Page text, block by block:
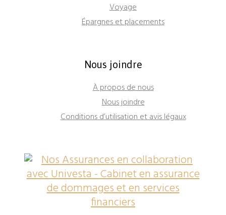
Voyage
Épargnes et placements
Nous joindre
À propos de nous
Nous joindre
Conditions d’utilisation et avis légaux